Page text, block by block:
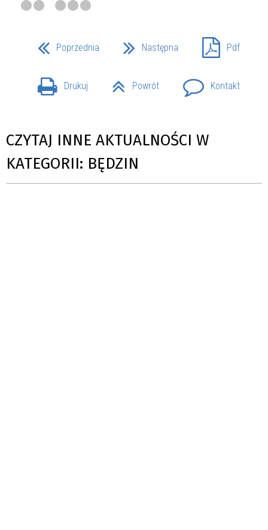
Poprzednia Następna Pdf
Drukuj Powrót Kontakt
CZYTAJ INNE AKTUALNOŚCI W
KATEGORII: BĘDZIN